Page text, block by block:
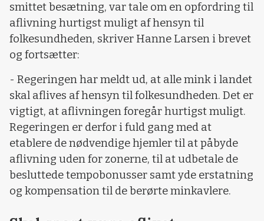
smittet besætning, var tale om en opfordring til
aflivning hurtigst muligt af hensyn til
folkesundheden, skriver Hanne Larsen i brevet
og fortsætter:
- Regeringen har meldt ud, at alle mink i landet
skal aflives af hensyn til folkesundheden. Det er
vigtigt, at aflivningen foregår hurtigst muligt.
Regeringen er derfor i fuld gang med at
etablere de nødvendige hjemler til at påbyde
aflivning uden for zonerne, til at udbetale de
besluttede tempobonusser samt yde erstatning
og kompensation til de berørte minkavlere.